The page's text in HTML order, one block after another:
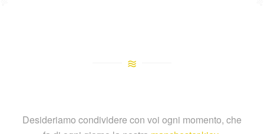
Desideriamo condividere con voi ogni momento, che